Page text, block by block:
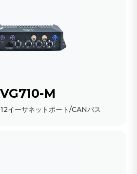
VG710-M
イーサネットポート/CANバス